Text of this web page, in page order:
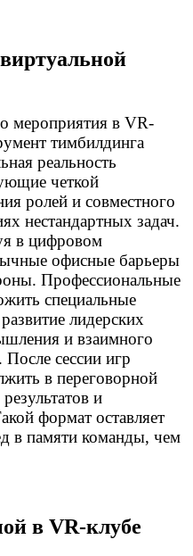
мероприятия в VR-
тимбилдинга
реальность
четкой
ролей и совместного
нестандартных задач.
в цифровом
офисные барьеры
Профессиональные
специальные
лидерских
и взаимного
После сессии игр
в переговорной
и
формат оставляет
в памяти команды, чем
в VR-клубе